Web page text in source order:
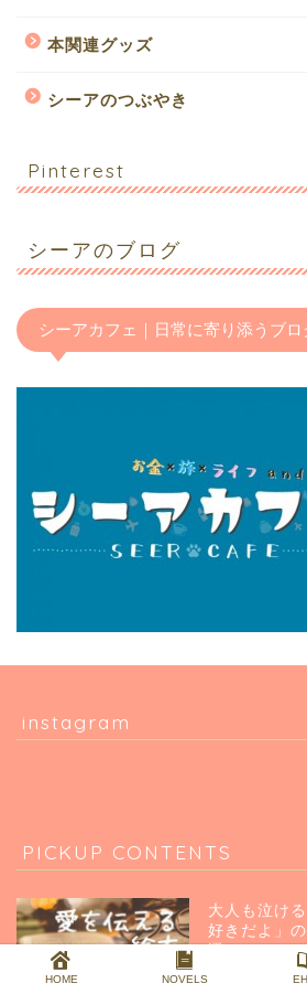
本関連グッズ
シーアのつぶやき
Pinterest
シーアのブログ
シーアカフェ｜日常に寄り添うブロ
instagram
PICKUP CONTENTS
大人も泣け
好きだよ」
選
HOME NOVELS